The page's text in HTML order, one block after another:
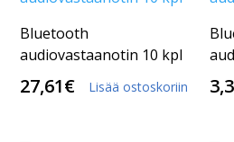
Bluetooth
audiovastaanotin 10 kpl
27,61€ Lisää ostoskoriin